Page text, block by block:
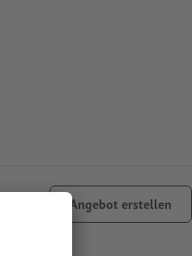
Angebot erstellen